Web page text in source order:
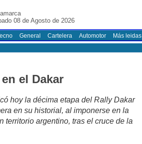
08 de Agosto de 2026
General Cartelera Automotor Más leidas
el Dakar
hoy la décima etapa del Rally Dakar
en su historial, al imponerse en la
territorio argentino, tras el cruce de la